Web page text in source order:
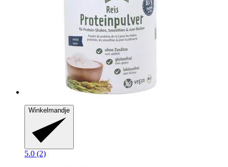
Winkelmandje
5.0 (2)